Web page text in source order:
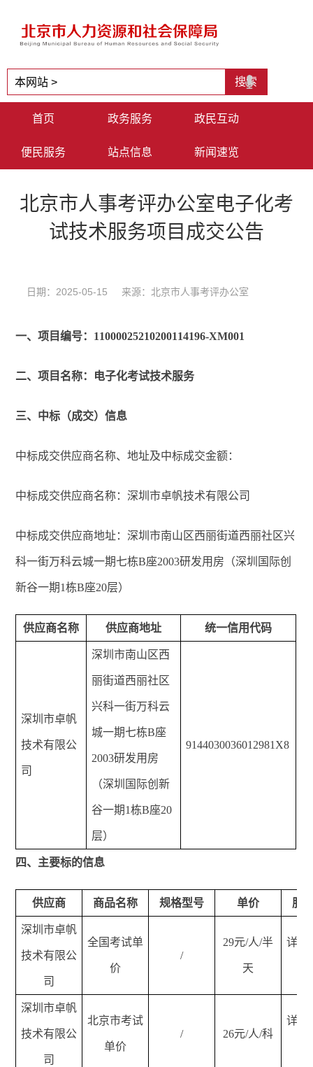
首页 政务服务 政民互动
便民服务 站点信息 新闻速览
北京市人事考评办公室电子化考
试技术服务项目成交公告
日期：2025-05-15 来源：北京市人事考评办公室
一、项目编号：11000025210200114196-XM001
二、项目名称：电子化考试技术服务
三、中标（成交）信息
中标成交供应商名称、地址及中标成交金额：
中标成交供应商名称：深圳市卓帆技术有限公司
中标成交供应商地址：深圳市南山区西丽街道西丽社区兴
科一街万科云城一期七栋B座2003研发用房（深圳国际创
新谷一期1栋B座20层）
供应商名称 供应商地址 统一信用代码
深圳市卓帆
技术有限公
司
深圳市南山区西
丽街道西丽社区
兴科一街万科云
城一期七栋B座
2003研发用房
（深圳国际创新
谷一期1栋B座20
层）
9144030036012981X8
四、主要标的信息
供应商 商品名称 规格型号 单价 服
深圳市卓帆
技术有限公
司
全国考试单
价
/
29元/人/半
天
详见
深圳市卓帆
技术有限公
司
北京市考试
单价
/ 26元/人/科
详见